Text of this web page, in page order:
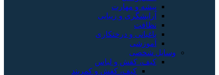
پیشه و مهارت
آرایشگری و زیبایی
نظافت
باغبانی و درختکاری
آموزشی
وسایل شخصی
کیف، کفش و لباس
کیف، کفش و کمربند